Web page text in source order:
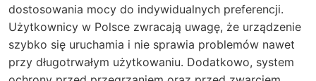
dostosowania mocy do indywidualnych preferencji.
Użytkownicy w Polsce zwracają uwagę, że urządzenie
szybko się uruchamia i nie sprawia problemów nawet
przy długotrwałym użytkowaniu. Dodatkowo, system